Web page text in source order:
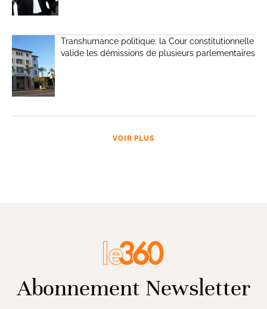
Transhumance politique: la Cour constitutionnelle
valide les démissions de plusieurs parlementaires
VOIR PLUS
Abonnement Newsletter